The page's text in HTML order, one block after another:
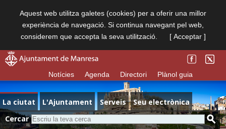
Aquest web utilitza galetes (cookies) per a oferir una millor
experiència de navegació. Si continua navegant pel web,
considerem que accepta la seva utilització.
[ Acceptar ]
Notícies Agenda Directori Plànol guia
La ciutat L'Ajuntament Serveis
Seu electrònica
Cercar